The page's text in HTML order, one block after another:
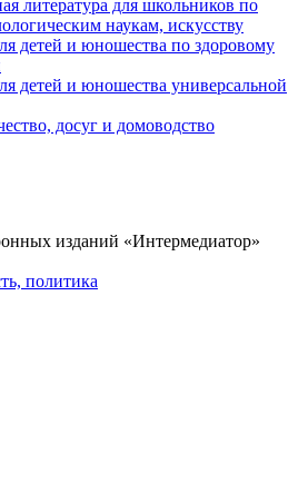
литература для школьников по
наукам, искусству
детей и юношества по здоровому
детей и юношества универсальной
досуг и домоводство
изданий «Интермедиатор»
политика